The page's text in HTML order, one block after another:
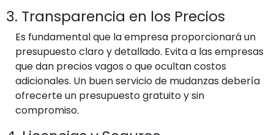
3. Transparencia en los Precios
Es fundamental que la empresa proporcionará un
presupuesto claro y detallado. Evita a las empresas
que dan precios vagos o que ocultan costos
adicionales. Un buen servicio de mudanzas debería
ofrecerte un presupuesto gratuito y sin
compromiso.